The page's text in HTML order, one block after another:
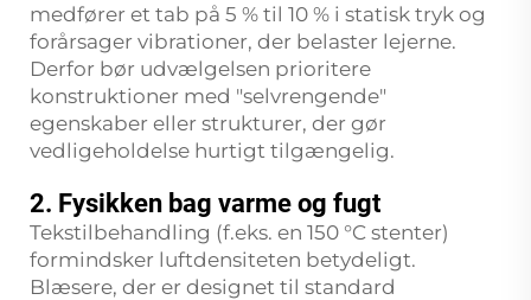
medfører et tab på 5 % til 10 % i statisk tryk og
forårsager vibrationer, der belaster lejerne.
Derfor bør udvælgelsen prioritere
konstruktioner med "selvrengende"
egenskaber eller strukturer, der gør
vedligeholdelse hurtigt tilgængelig.
2. Fysikken bag varme og fugt
Tekstilbehandling (f.eks. en 150 °C stenter)
formindsker luftdensiteten betydeligt.
Blæsere, der er designet til standard